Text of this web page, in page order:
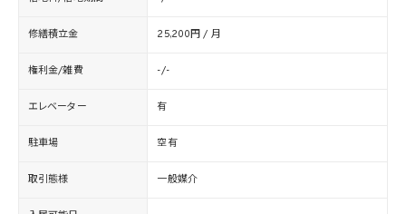
修繕積立金 25,200円 / 月
権利金/雑費 -/-
エレベーター 有
駐車場 空有
取引態様 一般媒介